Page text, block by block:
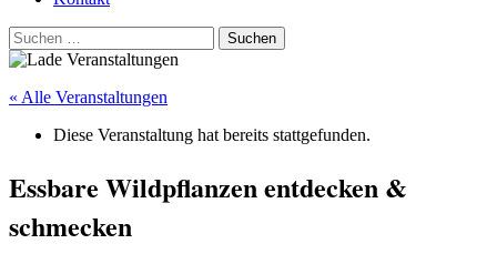
Suchen
nach:
« Alle Veranstaltungen
Diese Veranstaltung hat bereits stattgefunden.
Essbare Wildpflanzen entdecken &
schmecken